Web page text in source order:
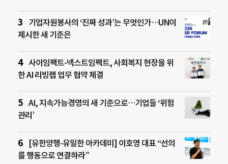
기업자원봉사의 ‘진짜 성과’는 무엇인가…UN이
제시한 새 기준은
사이임팩트-넥스트임팩트, 사회복지 현장을 위
한 AI 리빙랩 업무 협약 체결
AI, 지속가능경영의 새 기준으로…기업들 ‘위험
관리’
[유한양행-유일한 아카데미] 이호영 대표 “선의
를 행동으로 연결하라”